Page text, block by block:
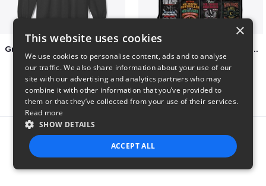
Retired Air Traffic Controller Collage
Report this product
×
This website uses cookies
We use cookies to personalise content, ads and to analyse
our traffic. We also share information about your use of our
site with our advertising and analytics partners who may
combine it with other information that you’ve provided to
them or that they’ve collected from your use of their services.
Read more
SHOW DETAILS
ACCEPT ALL
STRICTLY NECESSARY PERFORMANCE